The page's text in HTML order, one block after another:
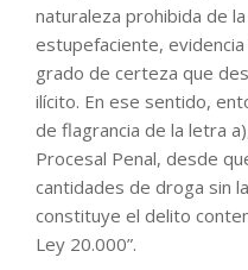
naturaleza prohibida de
estupefaciente,
grado de certeza que
ilícito. En ese sentido,
de flagrancia de la letra
Procesal Penal, desde
cantidades de droga sin
constituye el delito
Ley 20.000”.